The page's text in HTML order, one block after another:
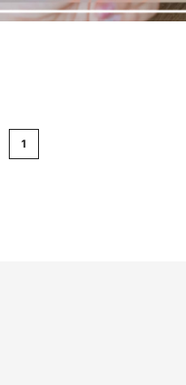
1